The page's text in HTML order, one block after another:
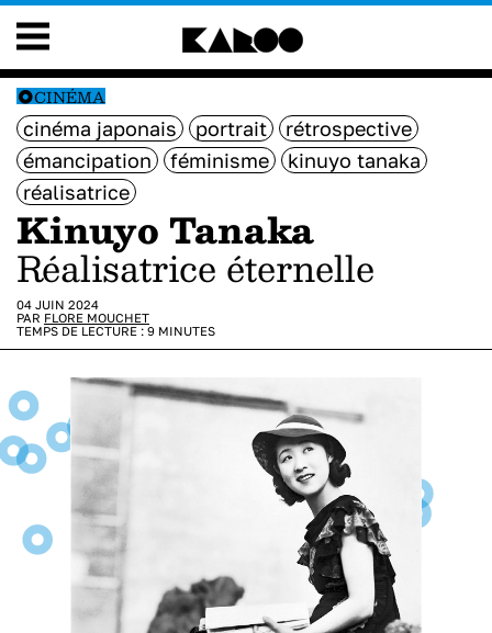
CINÉMA
cinéma japonais portrait
rétrospective
émancipation
féminisme
kinuyo tanaka
réalisatrice
Kinuyo Tanaka
Réalisatrice éternelle
04 JUIN 2024
PAR FLORE MOUCHET
TEMPS DE LECTURE : 9 MINUTES